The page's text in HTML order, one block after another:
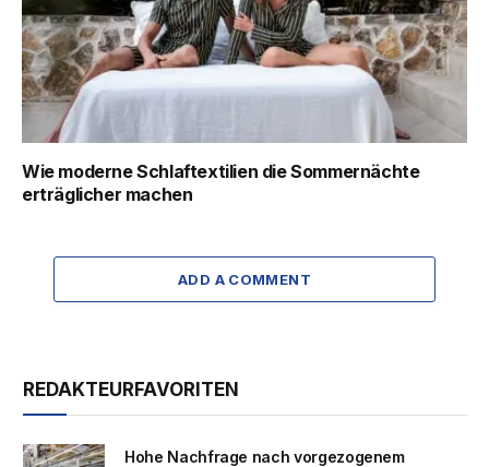
Wie moderne Schlaftextilien die Sommernächte
erträglicher machen
ADD A COMMENT
REDAKTEURFAVORITEN
Hohe Nachfrage nach vorgezogenem